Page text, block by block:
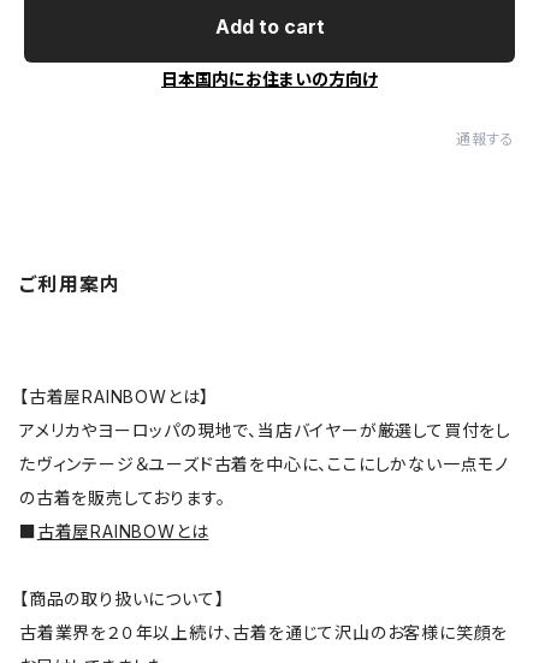
Add to cart
日本国内にお住まいの方向け
通報する
ご利用案内
【古着屋RAINBOWとは】
アメリカやヨーロッパの現地で、当店バイヤーが厳選して買付をし
たヴィンテージ＆ユーズド古着を中心に、ここにしかない一点モノ
の古着を販売しております。
■古着屋RAINBOWとは
【商品の取り扱いについて】
古着業界を２０年以上続け、古着を通じて沢山のお客様に笑顔を